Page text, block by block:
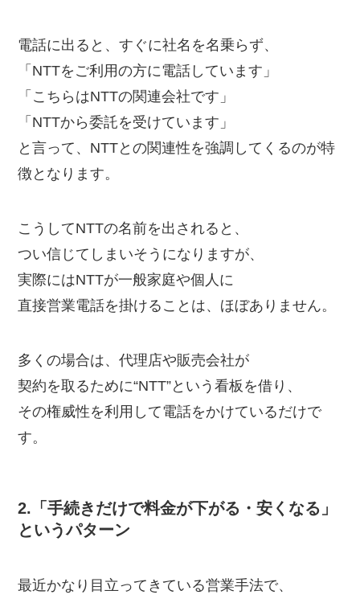
電話に出ると、すぐに社名を名乗らず、
「NTTをご利用の方に電話しています」
「こちらはNTTの関連会社です」
「NTTから委託を受けています」
と言って、NTTとの関連性を強調してくるのが特
徴となります。
こうしてNTTの名前を出されると、
つい信じてしまいそうになりますが、
実際にはNTTが一般家庭や個人に
直接営業電話を掛けることは、ほぼありません。
多くの場合は、代理店や販売会社が
契約を取るために“NTT”という看板を借り、
その権威性を利用して電話をかけているだけで
す。
2.「手続きだけで料金が下がる・安くなる」
というパターン
最近かなり目立ってきている営業手法で、